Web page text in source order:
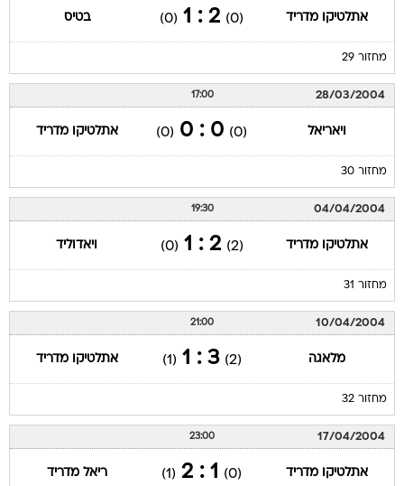
אתלטיקו מדריד (0)
2 : 1
(0) בטיס
מחזור 29
28/03/2004
17:00
ויאריאל (0)
0 : 0
(0) אתלטיקו מדריד
מחזור 30
04/04/2004
19:30
אתלטיקו מדריד (2)
2 : 1
(0) ויאדוליד
מחזור 31
10/04/2004
21:00
מלאגה (2)
3 : 1
(1) אתלטיקו מדריד
מחזור 32
17/04/2004
23:00
אתלטיקו מדריד (0)
1 : 2
(1) ריאל מדריד